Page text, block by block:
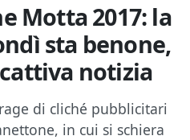
Motta 2017: la
sta benone,
notizia
di cliché pubblicitari
in cui si schiera